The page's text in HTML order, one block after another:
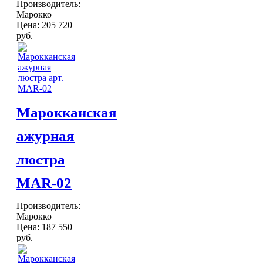
Шкатулки
Хлопковые
Тажины
Наборы чайные и кофейные
фруктовницы
ДОСТАВКА и ОПЛАТА
Производитель:
Марокко
Цена: 205 720
руб.
Марокканская
ажурная
люстра
MAR-02
Производитель:
Марокко
Цена: 187 550
руб.